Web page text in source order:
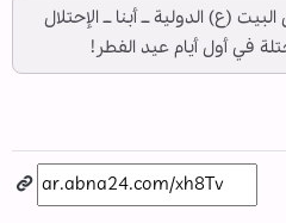
(ع) الدولية ــ أبنا ــ الإحتلال
في أول أيام عيد الفطر!